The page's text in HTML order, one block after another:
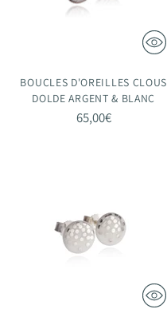
BOUCLES D'OREILLES CLOUS
DOLDE ARGENT & BLANC
65,00€